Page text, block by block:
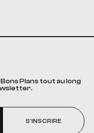
Plans tout au long
S'INSCRIRE